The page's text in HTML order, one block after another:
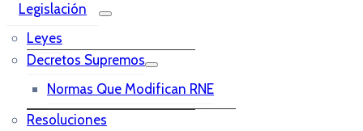
Legislación
Leyes
Decretos Supremos
Normas Que Modifican RNE
Resoluciones